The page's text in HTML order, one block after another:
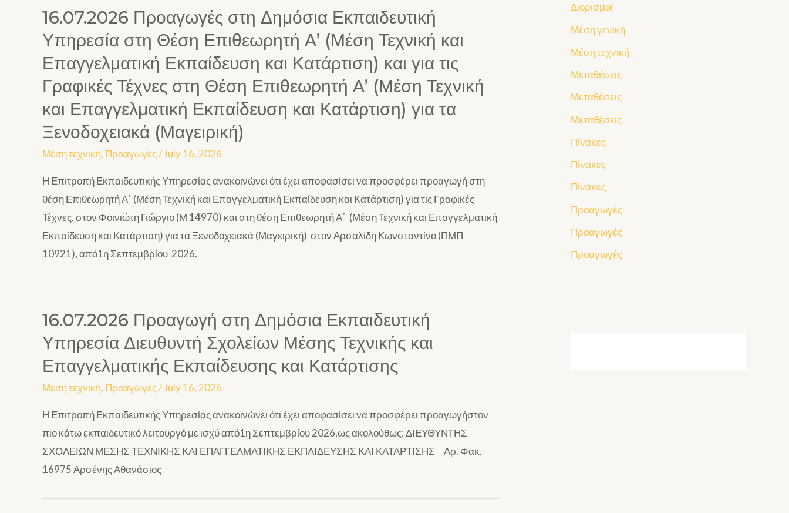
16.07.2026 Προαγωγές στη Δημόσια Εκπαιδευτική
Υπηρεσία στη Θέση Επιθεωρητή Α’ (Μέση Τεχνική και
Επαγγελματική Εκπαίδευση και Κατάρτιση) και για τις
Γραφικές Τέχνες στη Θέση Επιθεωρητή Α’ (Μέση Τεχνική
και Επαγγελματική Εκπαίδευση και Κατάρτιση) για τα
Ξενοδοχειακά (Μαγειρική)
Μέση τεχνική, Προαγωγές/July 16, 2026
Η Επιτροπή Εκπαιδευτικής Υπηρεσίας ανακοινώνει ότι έχει αποφασίσει να προσφέρει προαγωγή στη
θέση Επιθεωρητή Α΄ (Μέση Τεχνική και Επαγγελματική Εκπαίδευση και Κατάρτιση) για τις Γραφικές
Τέχνες, στον Φοινιώτη Γιώργιο (Μ 14970) και στη θέση Επιθεωρητή Α΄ (Μέση Τεχνική και Επαγγελματική
Εκπαίδευση και Κατάρτιση) για τα Ξενοδοχειακά (Μαγειρική) στον Αρσαλίδη Κωνσταντίνο (ΠΜΠ
10921), από1η Σεπτεμβρίου 2026.
16.07.2026 Προαγωγή στη Δημόσια Εκπαιδευτική
Υπηρεσία Διευθυντή Σχολείων Μέσης Τεχνικής και
Επαγγελματικής Εκπαίδευσης και Κατάρτισης
Μέση τεχνική, Προαγωγές/July 16, 2026
Η Επιτροπή Εκπαιδευτικής Υπηρεσίας ανακοινώνει ότι έχει αποφασίσει να προσφέρει προαγωγήστον
πιο κάτω εκπαιδευτικό λειτουργό με ισχύ από1η Σεπτεμβρίου 2026,ως ακολούθως: ΔΙΕΥΘΥΝΤΗΣ
ΣΧΟΛΕΙΩΝ ΜΕΣΗΣ ΤΕΧΝΙΚΗΣ ΚΑΙ ΕΠΑΓΓΕΛΜΑΤΙΚΗΣ ΕΚΠΑΙΔΕΥΣΗΣ ΚΑΙ ΚΑΤΑΡΤΙΣΗΣ Αρ. Φακ.
16975 Αρσένης Αθανάσιος
Διορισμοί
Μέση γενική
Μέση τεχνική
Μεταθέσεις
Μεταθέσεις
Μεταθέσεις
Πίνακες
Πίνακες
Πίνακες
Προαγωγές
Προαγωγές
Προαγωγές